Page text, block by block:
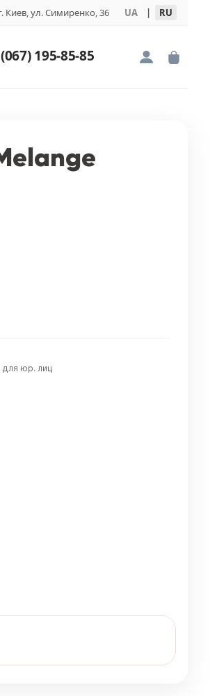
Киев, ул. Симиренко, 36 UA | RU
(067) 195-85-85
для юр. лиц